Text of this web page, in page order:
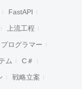
FastAPI
上流工程
プログラマー
ム C＃
戦略立案